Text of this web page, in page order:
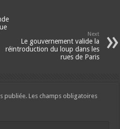
Next
Le gouvernement valide la
réintroduction du loup dans les
rues de Paris
publiée. Les champs obligatoires